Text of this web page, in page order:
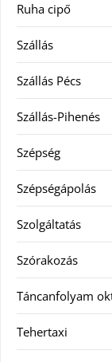
Ruha cipő
Szállás
Szállás Pécs
Szállás-Pihenés
Szépség
Szépségápolás
Szolgáltatás
Szórakozás
Táncanfolyam
Tehertaxi